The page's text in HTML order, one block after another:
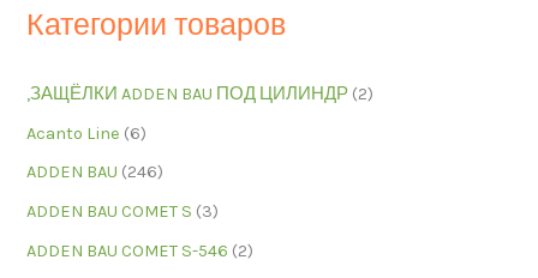
Категории товаров
,ЗАЩЁЛКИ ADDEN BAU ПОД ЦИЛИНДР (2)
Acanto Line (6)
ADDEN BAU (246)
ADDEN BAU COMET S (3)
ADDEN BAU COMET S-546 (2)